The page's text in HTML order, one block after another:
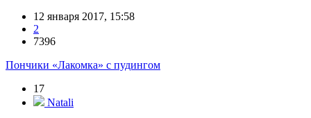
12 января 2017, 15:58
2
7396
Пончики «Лакомка» с пудингом
17
Natali